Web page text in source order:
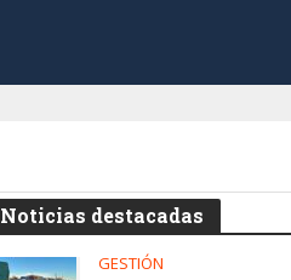
Noticias destacadas
GESTIÓN